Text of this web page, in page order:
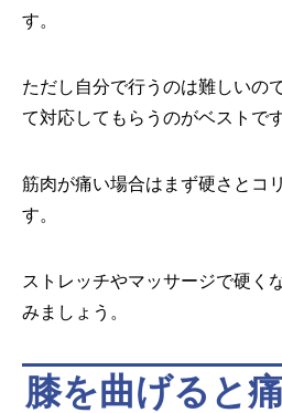
す。
ただし自分で行うのは難しいの
て対応してもらうのがベストです
筋肉が痛い場合はまず硬さとコ
す。
ストレッチやマッサージで硬く
みましょう。
膝を曲げると